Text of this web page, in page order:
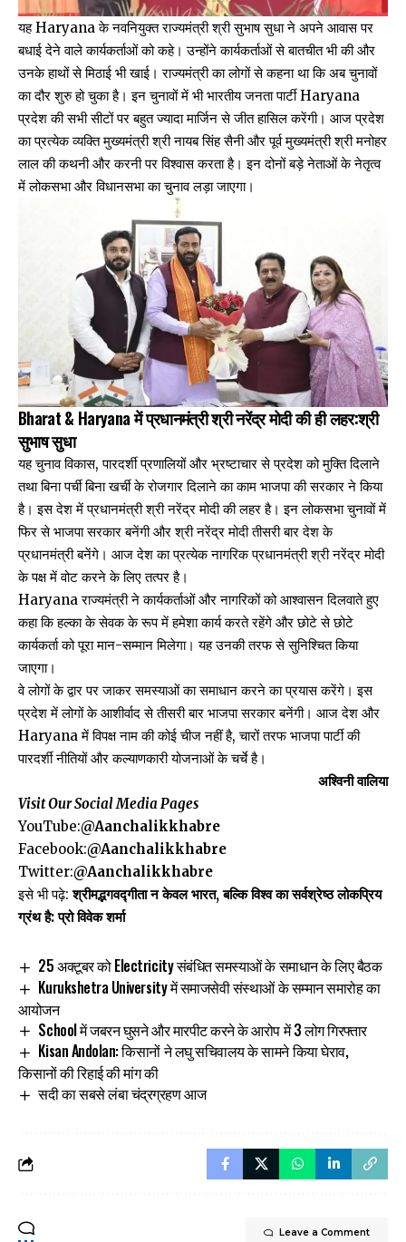
यह Haryana के नवनियुक्त राज्यमंत्री श्री सुभाष सुधा ने अपने आवास पर
बधाई देने वाले कार्यकर्ताओं को कहे। उन्होंने कार्यकर्ताओं से बातचीत भी की और
उनके हाथों से मिठाई भी खाई। राज्यमंत्री का लोगों से कहना था कि अब चुनावों
का दौर शुरु हो चुका है। इन चुनावों में भी भारतीय जनता पार्टी Haryana
प्रदेश की सभी सीटों पर बहुत ज्यादा मार्जिन से जीत हासिल करेंगी। आज प्रदेश
का प्रत्येक व्यक्ति मुख्यमंत्री श्री नायब सिंह सैनी और पूर्व मुख्यमंत्री श्री मनोहर
लाल की कथनी और करनी पर विश्वास करता है। इन दोनों बड़े नेताओं के नेतृत्व
में लोकसभा और विधानसभा का चुनाव लड़ा जाएगा।
Bharat & Haryana में प्रधानमंत्री श्री नरेंद्र मोदी की ही लहर:श्री
सुभाष सुधा
यह चुनाव विकास, पारदर्शी प्रणालियों और भ्रष्टाचार से प्रदेश को मुक्ति दिलाने
तथा बिना पर्ची बिना खर्ची के रोजगार दिलाने का काम भाजपा की सरकार ने किया
है। इस देश में प्रधानमंत्री श्री नरेंद्र मोदी की लहर है। इन लोकसभा चुनावों में
फिर से भाजपा सरकार बनेंगी और श्री नरेंद्र मोदी तीसरी बार देश के
प्रधानमंत्री बनेंगे। आज देश का प्रत्येक नागरिक प्रधानमंत्री श्री नरेंद्र मोदी
के पक्ष में वोट करने के लिए तत्पर है।
Haryana राज्यमंत्री ने कार्यकर्ताओं और नागरिकों को आश्वासन दिलवाते हुए
कहा कि हल्का के सेवक के रूप में हमेशा कार्य करते रहेंगे और छोटे से छोटे
कार्यकर्ता को पूरा मान-सम्मान मिलेगा। यह उनकी तरफ से सुनिश्चित किया
जाएगा।
वे लोगों के द्वार पर जाकर समस्याओं का समाधान करने का प्रयास करेंगे। इस
प्रदेश में लोगों के आशीर्वाद से तीसरी बार भाजपा सरकार बनेंगी। आज देश और
Haryana में विपक्ष नाम की कोई चीज नहीं है, चारों तरफ भाजपा पार्टी की
पारदर्शी नीतियों और कल्याणकारी योजनाओं के चर्चे है।
अश्विनी वालिया
Visit Our Social Media Pages
YouTube:@Aanchalikkhabre
Facebook:@Aanchalikkhabre
Twitter:@Aanchalikkhabre
इसे भी पढ़े:श्रीमद्भगवद्गीता न केवल भारत, बल्कि विश्व का सर्वश्रेष्ठ लोकप्रिय
ग्रंथ है: प्रो विवेक शर्मा
25 अक्टूबर को Electricity संबंधित समस्याओं के समाधान के लिए बैठक
Kurukshetra University में समाजसेवी संस्थाओं के सम्मान समारोह का
आयोजन
School में जबरन घुसने और मारपीट करने के आरोप में 3 लोग गिरफ्तार
Kisan Andolan: किसानों ने लघु सचिवालय के सामने किया घेराव,
किसानों की रिहाई की मांग की
सदी का सबसे लंबा चंद्रग्रहण आज
Leave a Comment